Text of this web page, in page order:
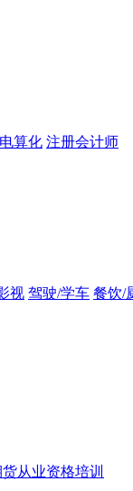
算化 注册会计师
视 驾驶/学车 餐饮/
从业资格培训